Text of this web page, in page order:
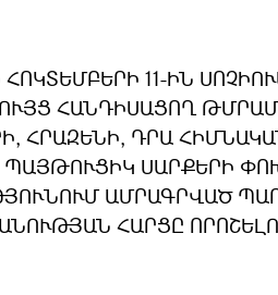
11-ԻՆ
ՀԱՆԴԻՍԱՑՈՂ
ՀՐԱԶԵՆԻ, ԴՐԱ
ՍԱՐՔԵՐԻ
ԱՄՐԱԳՐՎԱԾ
ՀԱՐՑԸ